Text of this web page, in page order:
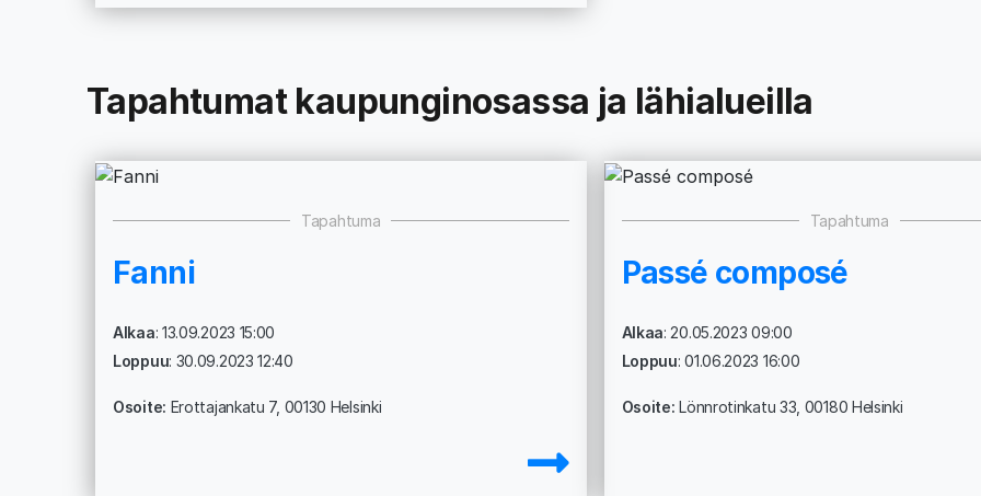
Tapahtumat kaupunginosassa ja lähialueilla
Tapahtuma
Fanni
Alkaa: 13.09.2023 15:00
Loppuu: 30.09.2023 12:40
Osoite: Erottajankatu 7, 00130 Helsinki
Tapahtuma
Passé composé
Alkaa: 20.05.2023 09:00
Loppuu: 01.06.2023 16:00
Osoite:Lönnrotinkatu 33, 00180 Helsinki